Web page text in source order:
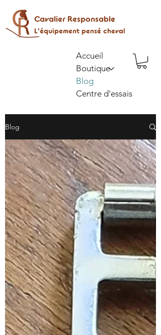
Cavalier Responsable
L'équipement pensé cheval
Accueil
Boutique
Blog
Centre d'essais
Blog